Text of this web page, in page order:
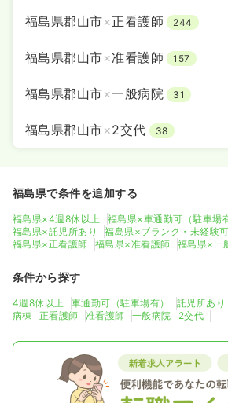
福島県郡山市×正看護師 244
福島県郡山市×准看護師 157
福島県郡山市×一般病院 31
福島県郡山市×2交代 38
福島県で条件を追加する
福島県×4週8休以上
福島県×車通勤可（駐車場
福島県×託児所あり
福島県×ブランク・未経験可
福島県×正看護師
福島県×准看護師 福島県×一
条件から探す
4週8休以上 車通勤可（駐車場有） 託児所あり
病棟
正看護師 准看護師 一般病院 2交代